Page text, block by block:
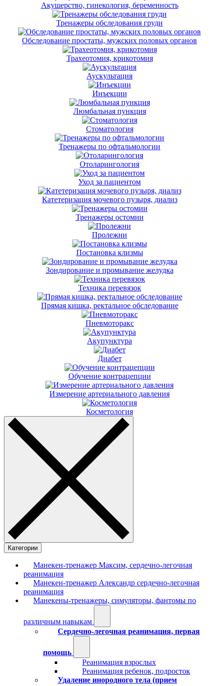
Акушерство, гинекология, беременность
Тренажеры обследования груди
Обследование простаты, мужских половых органов
Трахеотомия, крикотомия
Аускультация
Инъекции
Люмбальная пункция
Стоматология
Тренажеры по офтальмологии
Отоларингология
Уход за пациентом
Катетеризация мочевого пузыря, диализ
Тренажеры остомии
Пролежни
Постановка клизмы
Зондирование и промывание желудка
Техника перевязок
Прямая кишка, ректальное обследование
Пневмоторакс
Акупунктура
Диабет
Обучение контрацепции
Измерение артериального давления
Косметология
Категории
Манекен-тренажер Максим, сердечно-легочная
реанимация
Манекен-тренажер Александр сердечно-легочная
реанимация
Манекены-тренажеры, симуляторы, фантомы по
различным навыкам
Сердечно-легочная реанимация, первая
помощь
Реанимация взрослых
Реанимация ребенок, подросток
Удаление инородного тела (прием